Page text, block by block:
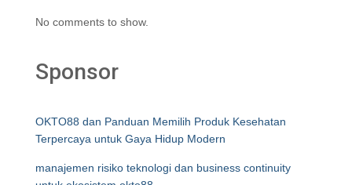
No comments to show.
Sponsor
OKTO88 dan Panduan Memilih Produk Kesehatan
Terpercaya untuk Gaya Hidup Modern
manajemen risiko teknologi dan business continuity